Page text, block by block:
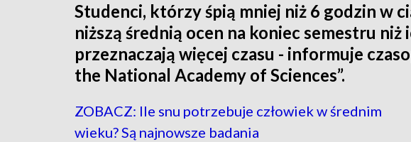
Studenci, którzy śpią mniej niż 6 godzin w
niższą średnią ocen na koniec semestru
przeznaczają więcej czasu - informuje
the National Academy of Sciences”.
ZOBACZ: Ile snu potrzebuje człowiek w średnim
wieku? Są najnowsze badania